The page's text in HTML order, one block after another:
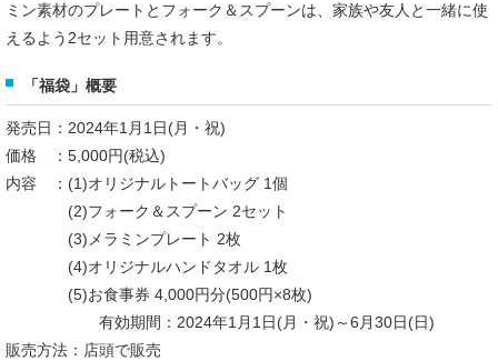
ミン素材のプレートとフォーク＆スプーンは、家族や友人と一緒に使
えるよう2セット用意されます。
「福袋」概要
発売日：2024年1月1日(月・祝)
価格 ：5,000円(税込)
内容 ：(1)オリジナルトートバッグ 1個
(2)フォーク＆スプーン 2セット
(3)メラミンプレート 2枚
(4)オリジナルハンドタオル 1枚
(5)お食事券 4,000円分(500円×8枚)
有効期間：2024年1月1日(月・祝)～6月30日(日)
販売方法：店頭で販売